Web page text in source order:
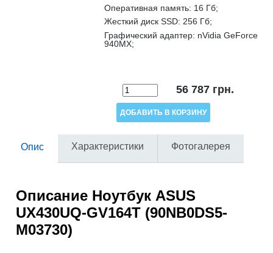
Оперативная память: 16 Гб;
Жесткий диск SSD:256 Гб;
Графический адаптер: nVidia GeForce
940MX;
56 787 грн.
Опис Характеристики Фотогалерея
Описание Ноутбук ASUS
UX430UQ-GV164T (90NB0DS5-
M03730)